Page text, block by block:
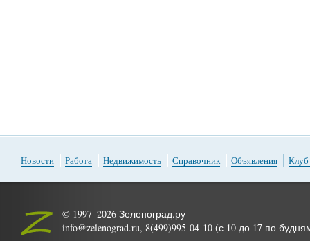
Новости Работа Недвижимость Справочник Объявления Клуб
© 1997–2026 Зеленоград.ру
info@zelenograd.ru, 8(499)995-04-10 (с 10 до 17 по